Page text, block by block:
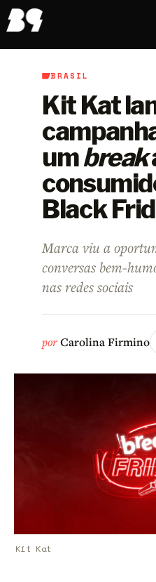
B9/Brasil
BRASIL
Kit Kat
umbreak
Black
Marca viu a
conversas bem-
nas redes sociais
porCarolina Firmino
Kit Kat